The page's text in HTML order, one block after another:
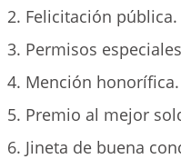
2. Felicitación pública.
3. Permisos
4. Mención honorífica.
5. Premio al mejor
6. Jineta de buena